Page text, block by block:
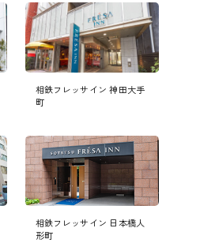
相鉄フレッサイン 神田大手
町
相鉄フレッサイン 日本橋人
形町